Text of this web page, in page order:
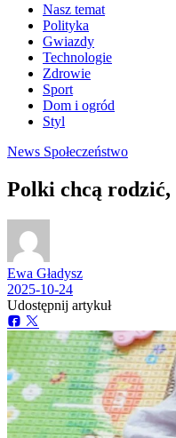
Nasz temat
Polityka
Gwiazdy
Technologie
Zdrowie
Sport
Dom i ogród
Styl
News Społeczeństwo
Polki chcą rodzić,
Ewa Gładysz
2025-10-24
Udostępnij artykuł